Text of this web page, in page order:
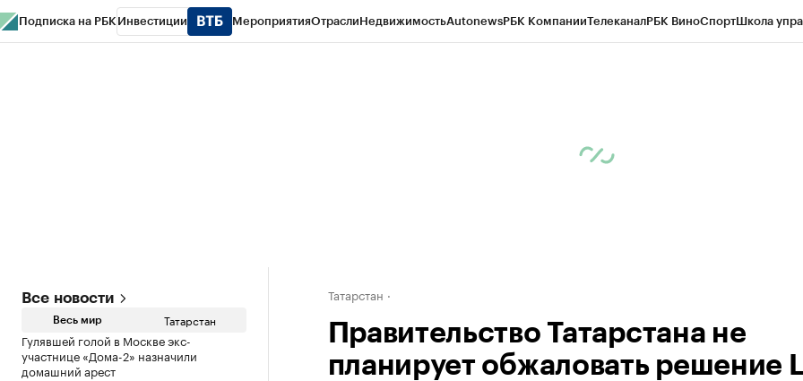
Подписка на РБК Инвестиции МероприятияОтраслиНедвижимостьAutonewsРБК КомпанииТелеканалРБК ВиноСпортШкола
Все новости
Весь мир Татарстан
Гулявшей голой в Москве экс-
участнице «Дома-2» назначили
домашний арест
Татарстан
Правительство Татарстана не
планирует обжаловать решение